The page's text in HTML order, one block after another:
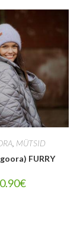
, MÜTSID
FURRY
€